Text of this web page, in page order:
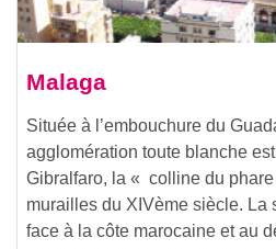
Malaga
Située à l’embouchure du
agglomération toute blanche
Gibralfaro, la « colline du
murailles du XIVème siècle. La
face à la côte marocaine et au